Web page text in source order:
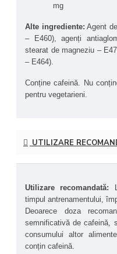
Forma de capsule
produse utilizate
aspect este relevant în
evite supradozarea și
disconfort.
Beneficiile principale
GoldNutrition® - cafeină
de efort fizic sau
utilizată frecvent
Performanță
îmbunătățirea
activități sportive.
Dozare adaptabilă:
permite
corporală și de
Potrivit pentru
mg
Alte ingrediente: Agent
– E460), agenți
stearat de magneziu –
– E464).
Conține cafeină. Nu
pentru vegetarieni.
UTILIZARE
Utilizare recomandată:
timpul antrenamentului,
Deoarece doza
semnificativă de cafeină,
consumului altor
conțin cafeină.